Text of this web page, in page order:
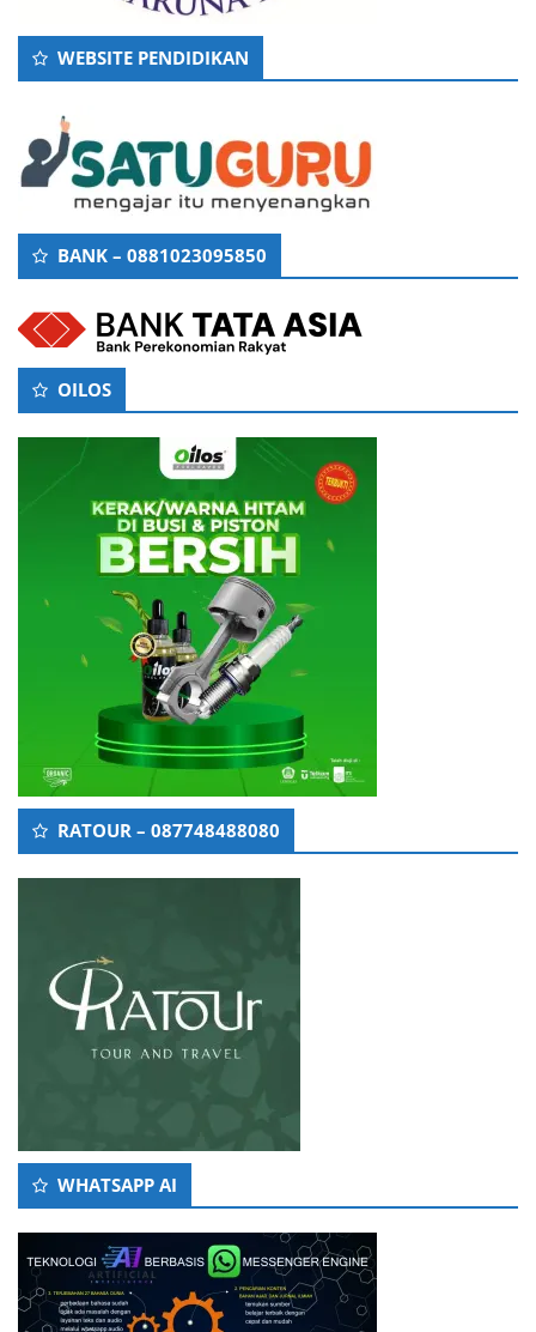
WEBSITE PENDIDIKAN
BANK – 0881023095850
OILOS
RATOUR – 087748488080
WHATSAPP AI